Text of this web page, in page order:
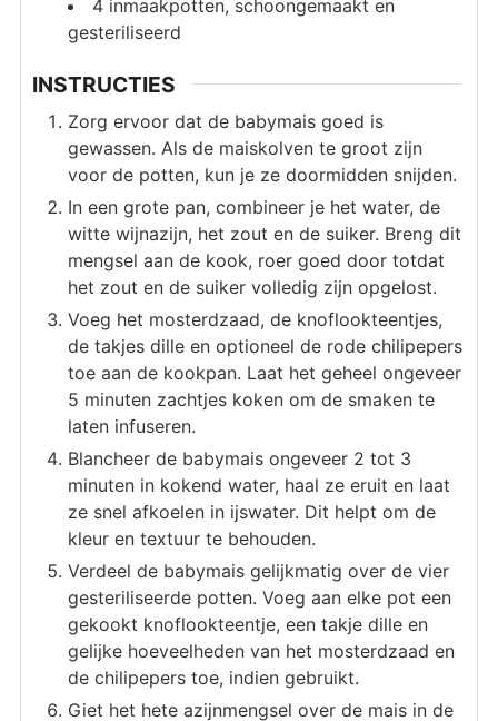
4 inmaakpotten, schoongemaakt en
gesteriliseerd
INSTRUCTIES
Zorg ervoor dat de babymais goed is
gewassen. Als de maiskolven te groot zijn
voor de potten, kun je ze doormidden snijden.
In een grote pan, combineer je het water, de
witte wijnazijn, het zout en de suiker. Breng dit
mengsel aan de kook, roer goed door totdat
het zout en de suiker volledig zijn opgelost.
Voeg het mosterdzaad, de knoflookteentjes,
de takjes dille en optioneel de rode chilipepers
toe aan de kookpan. Laat het geheel ongeveer
5 minuten zachtjes koken om de smaken te
laten infuseren.
Blancheer de babymais ongeveer 2 tot 3
minuten in kokend water, haal ze eruit en laat
ze snel afkoelen in ijswater. Dit helpt om de
kleur en textuur te behouden.
Verdeel de babymais gelijkmatig over de vier
gesteriliseerde potten. Voeg aan elke pot een
gekookt knoflookteentje, een takje dille en
gelijke hoeveelheden van het mosterdzaad en
de chilipepers toe, indien gebruikt.
Giet het hete azijnmengsel over de mais in de